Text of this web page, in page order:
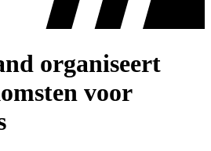
organiseert
voor